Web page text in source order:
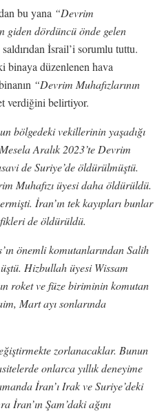
bu yana “Devrim
giden dördüncü önde gelen
İsrail’i sorumlu tuttu.
binaya düzenlenen hava
“Devrim Muhafızlarının
verdiğini belirtiyor.
bölgedeki vekillerinin yaşadığı
Aralık 2023’te Devrim
de Suriye’de öldürülmüştü.
Muhafızı üyesi daha öldürüldü.
İran’ın tek kayıpları bunlar
de öldürüldü.
önemli komutanlarından Salih
Hizbullah üyesi Wissam
roket ve füze biriminin komutan
Mart ayı sonlarında
zorlanacaklar. Bunun
onlarca yıllık deneyime
İran’ı Irak ve Suriye’deki
İran’ın Şam’daki ağını